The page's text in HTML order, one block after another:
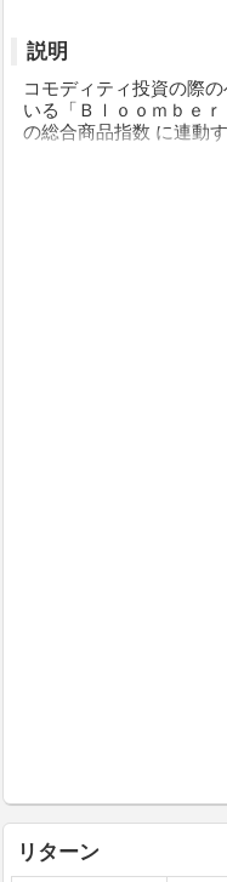
説明
コモディティ投資の際
いる「Ｂｌｏｏｍｂｅ
の総合商品指数 に連動
リターン